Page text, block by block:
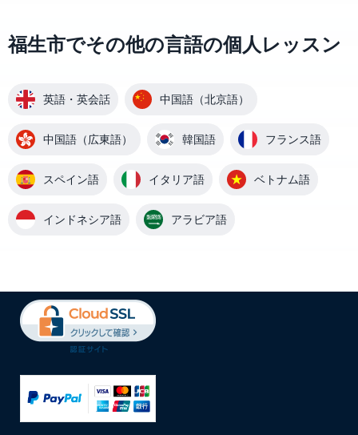
福生市でその他の言語の個人レッスン
英語・英会話 中国語（北京語）
中国語（広東語） 韓国語 フランス語
スペイン語 イタリア語 ベトナム語
インドネシア語 アラビア語